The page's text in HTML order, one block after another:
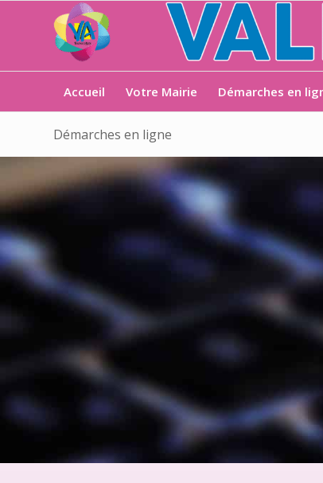
Accueil Votre Mairie Démarches en
Démarches en ligne